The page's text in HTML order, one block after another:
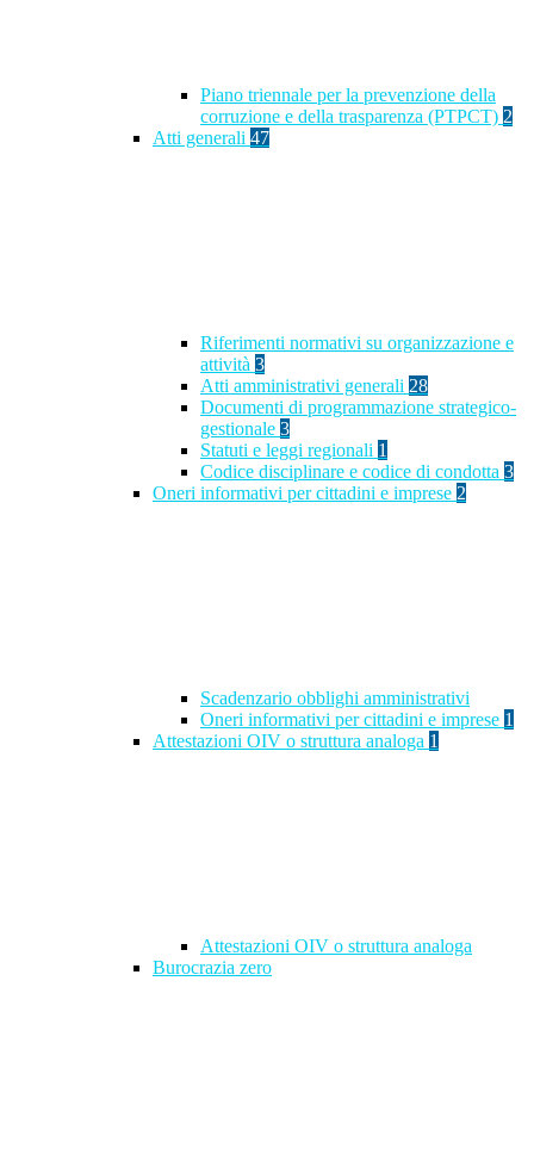
Piano triennale per la prevenzione della
corruzione e della trasparenza (PTPCT) 2
Atti generali 47
Riferimenti normativi su organizzazione e
attività 3
Atti amministrativi generali 28
Documenti di programmazione strategico-
gestionale 3
Statuti e leggi regionali 1
Codice disciplinare e codice di condotta 3
Oneri informativi per cittadini e imprese 2
Scadenzario obblighi amministrativi
Oneri informativi per cittadini e imprese 1
Attestazioni OIV o struttura analoga 1
Attestazioni OIV o struttura analoga
Burocrazia zero